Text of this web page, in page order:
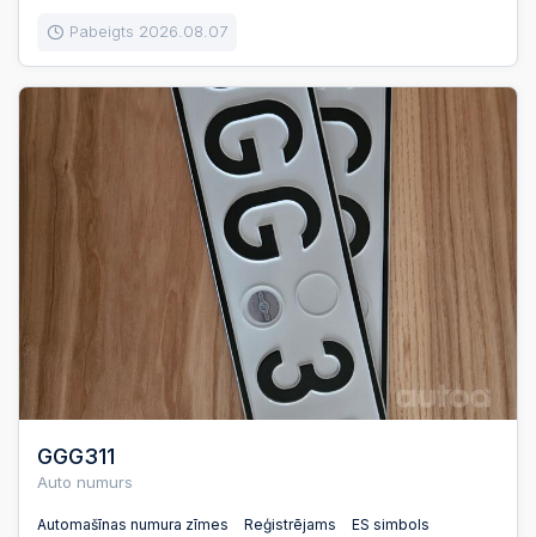
Pabeigts 2026.08.07
GGG311
Auto numurs
Automašīnas numura zīmes Reģistrējams
ES simbols